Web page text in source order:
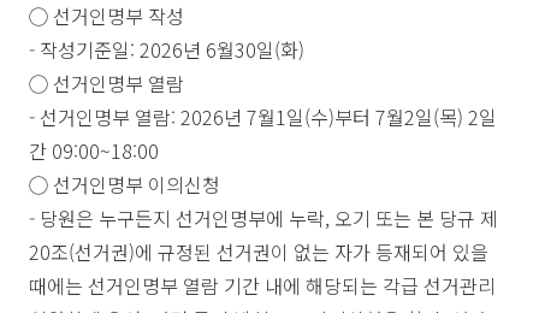
◯선거인명부 작성
- 작성기준일: 2026년 6월30일(화)
◯선거인명부 열람
-선거인명부 열람: 2026년 7월1일(수)부터 7월2일(목) 2일
간 09:00~18:00
◯선거인명부 이의신청
- 당원은 누구든지 선거인명부에 누락, 오기 또는 본 당규 제
20조(선거권)에 규정된 선거권이 없는 자가 등재되어 있을
때에는 선거인명부 열람 기간 내에 해당되는 각급 선거관리